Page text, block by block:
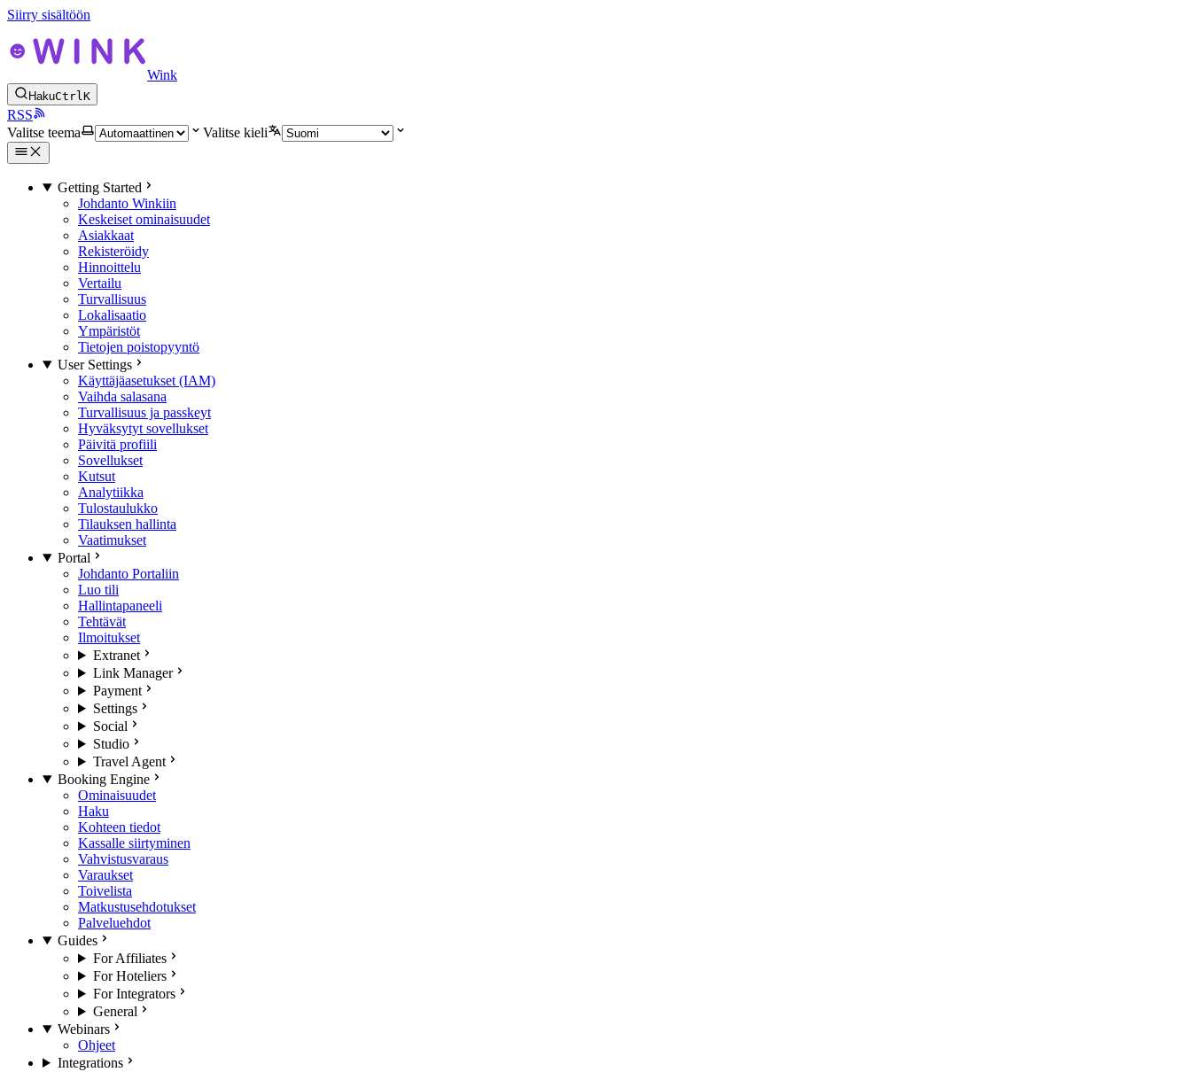
Siirry sisältöön
Wink
HakuCtrlK
RSS
Valitse teema
Valitse kieli
Getting Started
Johdanto Winkiin
Keskeiset ominaisuudet
Asiakkaat
Rekisteröidy
Hinnoittelu
Vertailu
Turvallisuus
Lokalisaatio
Ympäristöt
Tietojen poistopyyntö
User Settings
Käyttäjäasetukset (IAM)
Vaihda salasana
Turvallisuus ja passkeyt
Hyväksytyt sovellukset
Päivitä profiili
Sovellukset
Kutsut
Analytiikka
Tulostaulukko
Tilauksen hallinta
Vaatimukset
Portal
Johdanto Portaliin
Luo tili
Hallintapaneeli
Tehtävät
Ilmoitukset
Extranet
Link Manager
Payment
Settings
Social
Studio
Travel Agent
Booking Engine
Ominaisuudet
Haku
Kohteen tiedot
Kassalle siirtyminen
Vahvistusvaraus
Varaukset
Toivelista
Matkustusehdotukset
Palveluehdot
Guides
For Affiliates
For Hoteliers
For Integrators
General
Webinars
Ohjeet
Integrations